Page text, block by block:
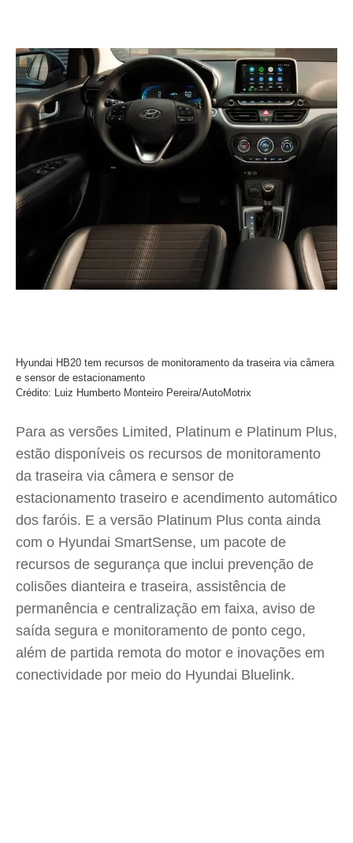
Hyundai HB20 tem recursos de monitoramento da traseira via câmera
e sensor de estacionamento
Crédito: Luiz Humberto Monteiro Pereira/AutoMotrix
Para as versões Limited, Platinum e Platinum Plus,
estão disponíveis os recursos de monitoramento
da traseira via câmera e sensor de
estacionamento traseiro e acendimento automático
dos faróis. E a versão Platinum Plus conta ainda
com o Hyundai SmartSense, um pacote de
recursos de segurança que inclui prevenção de
colisões dianteira e traseira, assistência de
permanência e centralização em faixa, aviso de
saída segura e monitoramento de ponto cego,
além de partida remota do motor e inovações em
conectividade por meio do Hyundai Bluelink.